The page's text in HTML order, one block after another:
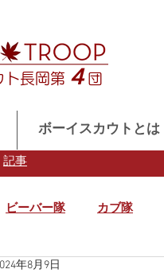
ト長岡第 ４ 団
ボーイスカウトとは
記事
ビーバー隊 カブ隊
年8月9日